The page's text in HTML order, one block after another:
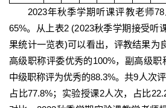
2023年秋季学期听课评教老师
65%。从上表2 (2023秋季学期接受听
果统计一览表)可以看出，评教结果为
高级职称评委优秀的100%，副高级职
中级职称评为优秀的88.3%。共9人次
占比77.8%；实验授课2人次，占比